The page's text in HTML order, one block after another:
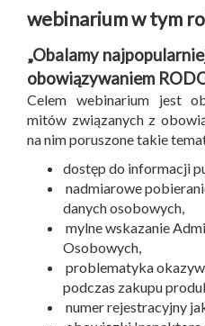
webinarium w tym
„Obalamy
obowiązywaniem
Celem webinarium jest
mitów związanych z
na nim poruszone takie
dostęp do informacji
nadmiarowe
danych osobowych,
mylne wskazanie
Osobowych,
problematyka
podczas zakupu
numer rejestracyjny